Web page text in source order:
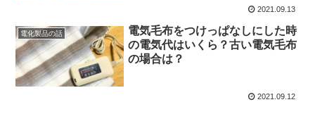
2021.09.13
電化製品の話
電気毛布をつけっぱなしにした時
の電気代はいくら？古い電気毛布
の場合は？
2021.09.12